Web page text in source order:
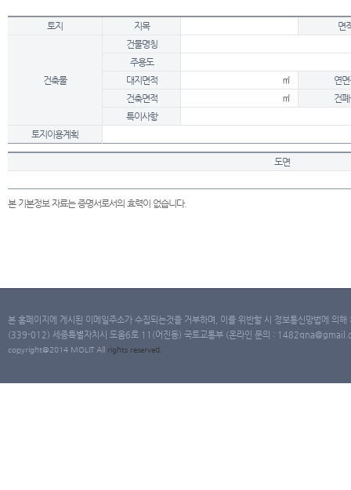
토지 지목 면
건축물
건물명칭
주용도
대지면적
㎡
연
건축면적
㎡
건
특이사항
토지이용계획
도면
본 기본정보 자료는 증명서로서의 효력이 없습니다.
본 홈페이지에 게시된 이메일주소가 수집되는것을 거부하며, 이를 위반할 시 정보통신망법에 의
(339-012) 세종특별자치시 도움6로 11(어진동) 국토교통부 (온라인 문의 :
copyright@2014 MOLIT All rights reserved.